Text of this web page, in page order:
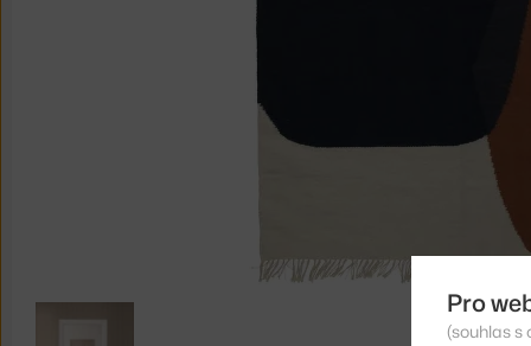
Pro
(souhlas s